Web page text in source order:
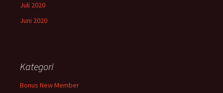
Juli 2020
Juni 2020
Kategori
Bonus New Member